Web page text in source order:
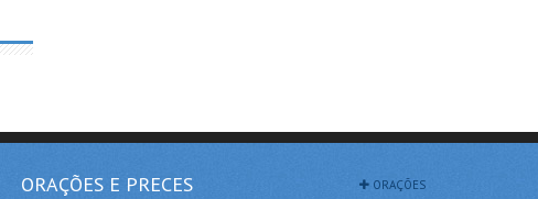
ORAÇÕES E PRECES ORAÇÕES